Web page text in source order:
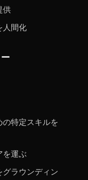
供
人間化
特定スキルを
を運ぶ
ラウンディン